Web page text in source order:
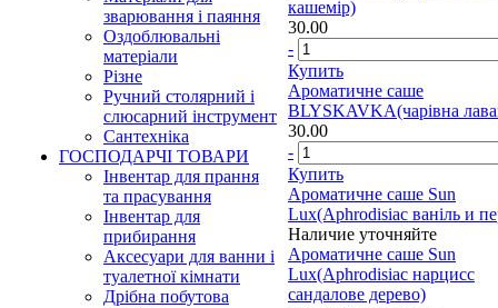
зварювання і паяння
Оздоблювальні
матеріали
Різне
Ручний столярний і
слюсарний інструмент
Сантехніка
ГОСПОДАРЧІ ТОВАРИ
Інвентар для прання
та прасування
Інвентар для
прибирання
Аксесуари для ванни і
туалетної кімнати
Дрібна побутова
кашемір)
30.00
-
Купить
Ароматичне саше
BLYSKAVKA(чарівна
30.00
-
Купить
Ароматичне саше Sun
Lux(Aphrodisiac ваніль и
Наличие уточняйте
Ароматичне саше Sun
Lux(Aphrodisiac нарцисс
сандалове дерево)